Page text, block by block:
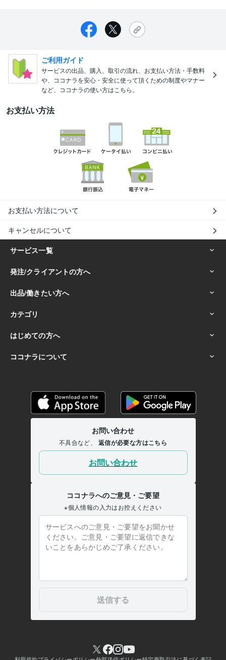
ご利用ガイド
サービスの出品、購入、取引の流れ、お支払い方法・手数料
や、ココナラを安心・安全に使って頂くための制度やマナー
など、ココナラの使い方はこちら。
お支払い方法
お支払い方法について
キャンセルについて